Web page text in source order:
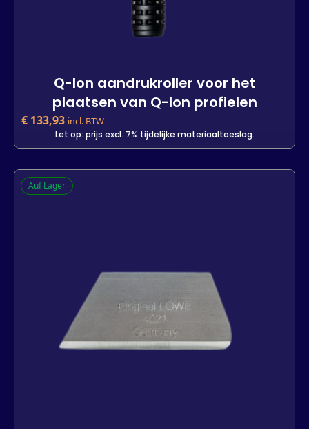
Q-lon aandrukroller voor het
plaatsen van Q-lon profielen
€ 133,93 incl. BTW
Let op: prijs excl. 7% tijdelijke materiaaltoeslag.
Q-lon aandrukroller voor het
plaatsen van Q-lon profielen
Auf Lager